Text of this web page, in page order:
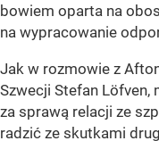
bowiem oparta na
na wypracowanie
Jak w rozmowie z
Szwecji Stefan Löfven,
za sprawą relacji ze
radzić ze skutkami